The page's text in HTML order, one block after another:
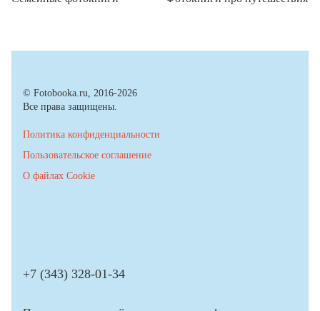
© Fotobooka.ru, 2016-2026
Все права защищены.
Политика конфиденциальности
Пользовательское соглашение
О файлах Cookie
+7 (343) 328-01-34